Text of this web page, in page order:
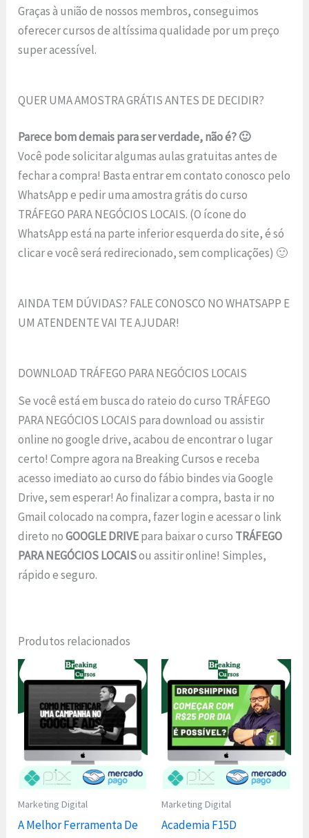
Graças à união de nossos membros, conseguimos
oferecer cursos de altíssima qualidade por um preço
super acessível.
QUER UMA AMOSTRA GRÁTIS ANTES DE DECIDIR?
Parece bom demais para ser verdade, não é? 🙂
Você pode solicitar algumas aulas gratuitas antes de
fechar a compra! Basta entrar em contato conosco pelo
WhatsApp e pedir uma amostra grátis do curso
TRÁFEGO PARA NEGÓCIOS LOCAIS. (O ícone do
WhatsApp está na parte inferior esquerda do site, é só
clicar e você será redirecionado, sem complicações) 🙂
AINDA TEM DÚVIDAS? FALE CONOSCO NO WHATSAPP E
UM ATENDENTE VAI TE AJUDAR!
DOWNLOAD TRÁFEGO PARA NEGÓCIOS LOCAIS
Se você está em busca do rateio do curso TRÁFEGO
PARA NEGÓCIOS LOCAIS para download ou assistir
online no google drive, acabou de encontrar o lugar
certo! Compre agora na Breaking Cursos e receba
acesso imediato ao curso do fábio bindes via Google
Drive, sem esperar! Ao finalizar a compra, basta ir no
Gmail colocado na compra, fazer login e acessar o link
direto noGOOGLE DRIVEpara baixar o curso TRÁFEGO
PARA NEGÓCIOS LOCAISou assitir online! Simples,
rápido e seguro.
Produtos relacionados
Marketing Digital
A Melhor Ferramenta De
Marketing Digital
Academia F15D